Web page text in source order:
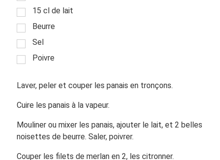
15 cl de lait
Beurre
Sel
Poivre
Laver, peler et couper les panais en tronçons.
Cuire les panais à la vapeur.
Mouliner ou mixer les panais, ajouter le lait, et 2 belles
noisettes de beurre. Saler, poivrer.
Couper les filets de merlan en 2, les citronner.